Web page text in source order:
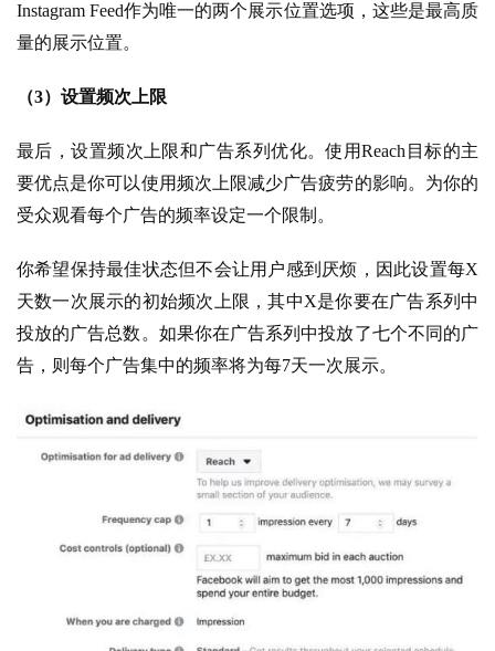
Instagram Feed作为唯一的两个展示位置选项，这些是最高质
量的展示位置。
（3）设置频次上限
最后，设置频次上限和广告系列优化。使用Reach目标的主
要优点是你可以使用频次上限减少广告疲劳的影响。为你的
受众观看每个广告的频率设定一个限制。
你希望保持最佳状态但不会让用户感到厌烦，因此设置每X
天数一次展示的初始频次上限，其中X是你要在广告系列中
投放的广告总数。如果你在广告系列中投放了七个不同的广
告，则每个广告集中的频率将为每7天一次展示。